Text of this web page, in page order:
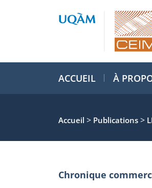
ACCUEIL À
Accueil > Publications >
Chronique